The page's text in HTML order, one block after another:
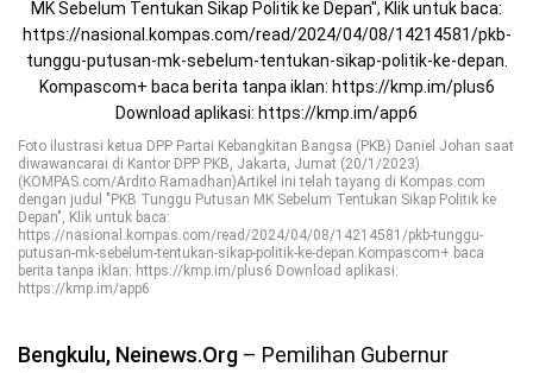
Foto ilustrasi ketua DPP Partai Kebangkitan Bangsa (PKB) Daniel Johan saat
diwawancarai di Kantor DPP PKB, Jakarta, Jumat (20/1/2023).
(KOMPAS.com/Ardito Ramadhan)Artikel ini telah tayang di Kompas.com
dengan judul "PKB Tunggu Putusan MK Sebelum Tentukan Sikap Politik ke
Depan", Klik untuk baca:
https://nasional.kompas.com/read/2024/04/08/14214581/pkb-tunggu-
putusan-mk-sebelum-tentukan-sikap-politik-ke-depan.Kompascom+ baca
berita tanpa iklan: https://kmp.im/plus6 Download aplikasi:
https://kmp.im/app6
Bengkulu, Neinews.Org – Pemilihan Gubernur